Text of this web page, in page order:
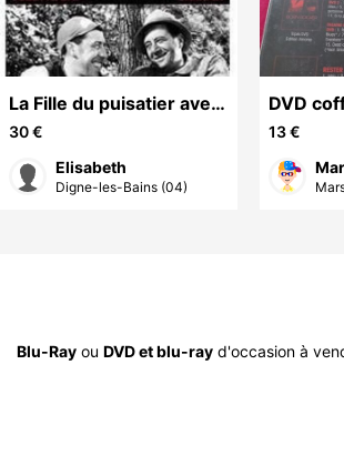
La Fille du puisatier avec
Raimu
30 €
Elisabeth
Digne-les-Bains (04)
DVD
Hallyday neuf encore
emballé
13 €
Blu-Rayou DVD et blu-rayd'occasion à